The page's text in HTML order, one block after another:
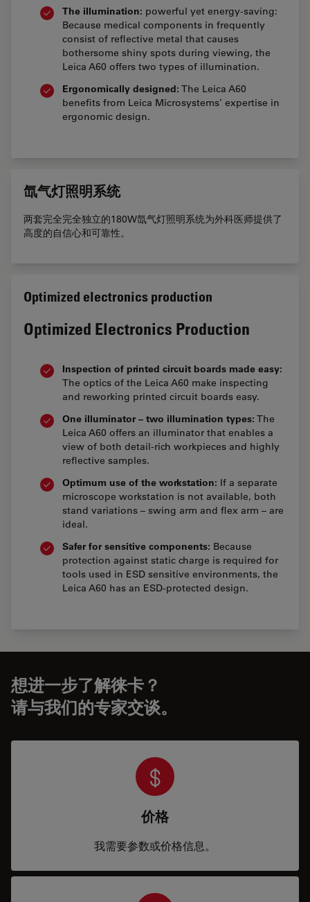
The illumination: powerful yet energy-saving:
Because medical components in frequently
consist of reflective metal that causes
bothersome shiny spots during viewing, the
Leica A60 offers two types of illumination.
Ergonomically designed: The Leica A60
benefits from Leica Microsystems’ expertise in
ergonomic design.
氙气灯照明系统
两套完全完全独立的180W氙气灯照明系统为外科医师提供了
高度的自信心和可靠性。
Optimized electronics production
Optimized Electronics Production
Inspection of printed circuit boards made easy:
The optics of the Leica A60 make inspecting
and reworking printed circuit boards easy.
One illuminator – two illumination types: The
Leica A60 offers an illuminator that enables a
view of both detail-rich workpieces and highly
reflective samples.
Optimum use of the workstation: If a separate
microscope workstation is not available, both
stand variations – swing arm and flex arm – are
ideal.
Safer for sensitive components: Because
protection against static charge is required for
tools used in ESD sensitive environments, the
Leica A60 has an ESD-protected design.
想进一步了解徕卡？
请与我们的专家交谈。
价格
我需要参数或价格信息。